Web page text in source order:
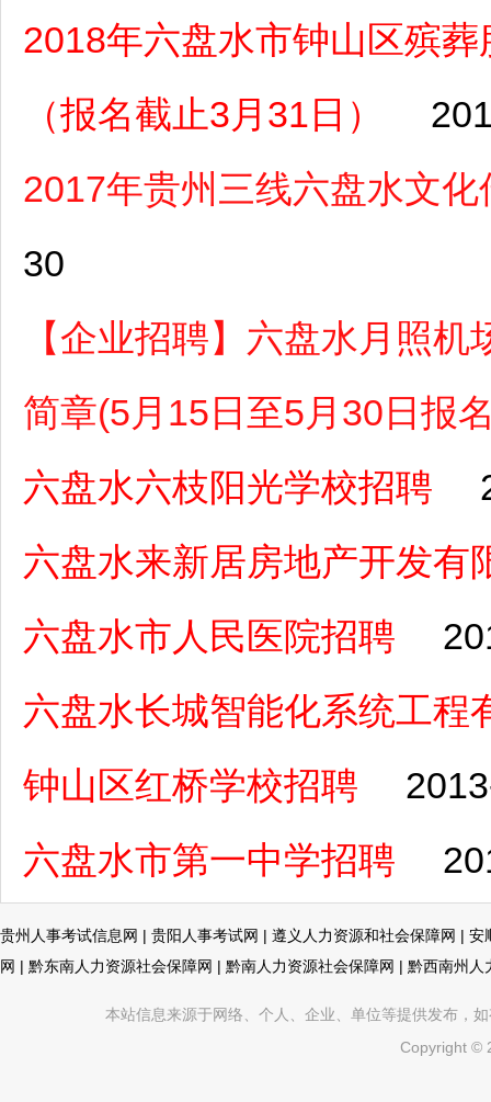
2018年六盘水市钟山区殡
（报名截止3月31日）
2017年贵州三线六盘水文
30
【企业招聘】六盘水月照
简章(5月15日至5月30日报
六盘水六枝阳光学校招聘
六盘水来新居房地产开发有
六盘水市人民医院招聘
六盘水长城智能化系统工程
钟山区红桥学校招聘
六盘水市第一中学招聘
贵州人事考试信息网 | 贵阳人事考试网 | 遵义人力资源和社会保障网 | 安
网 | 黔东南人力资源社会保障网 | 黔南人力资源社会保障网 | 黔西南州人
本站信息来源于网络、个人、企业、单位等提供发布，
Copyright ©